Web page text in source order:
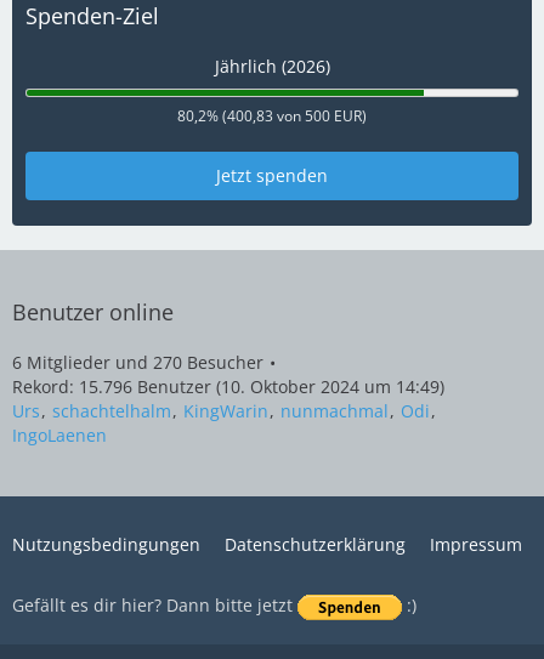
Spenden-Ziel
Jährlich (2026)
80,2% (400,83 von 500 EUR)
Jetzt spenden
Benutzer online
6 Mitglieder und 270 Besucher
Rekord: 15.796 Benutzer (10. Oktober 2024 um 14:49)
Urs schachtelhalm KingWarin nunmachmal
Odi
IngoLaenen
Nutzungsbedingungen Datenschutzerklärung Impressum
Gefällt es dir hier? Dann bitte jetzt :)